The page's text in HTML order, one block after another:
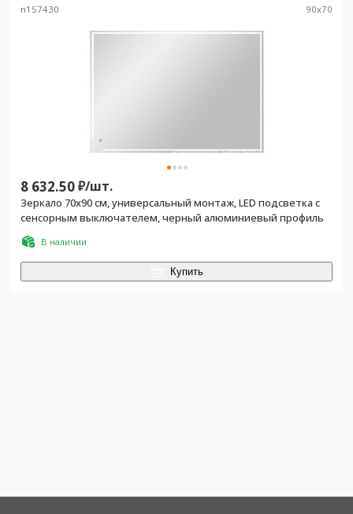
n157430 90x70
8 632.50₽/шт.
Зеркало 70х90 см, универсальный монтаж, LED подсветка с
сенсорным выключателем, черный алюминиевый профиль
В наличии
Купить